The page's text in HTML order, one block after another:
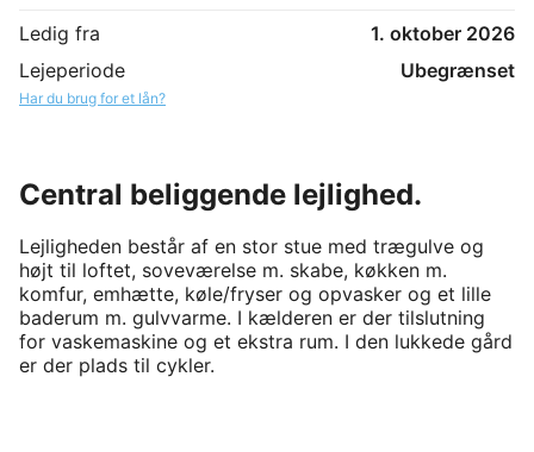
Ledig fra
1. oktober 2026
Lejeperiode
Ubegrænset
Har du brug for et lån?
Central beliggende lejlighed.
Lejligheden består af en stor stue med trægulve og
højt til loftet, soveværelse m. skabe, køkken m.
komfur, emhætte, køle/fryser og opvasker og et lille
baderum m. gulvvarme. I kælderen er der tilslutning
for vaskemaskine og et ekstra rum. I den lukkede gård
er der plads til cykler.